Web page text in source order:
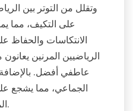
وتقلل من التوتر بين
على التكيف، مما
الانتكاسات والحفاظ
الرياضيين المرنين
عاطفي أفضل. بالإضافة
الجماعي، مما يشجع
المتعة العامة والالتزام بالرياضة.